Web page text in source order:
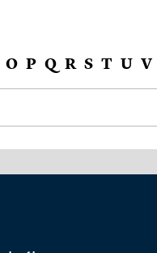
O P Q R S T U V